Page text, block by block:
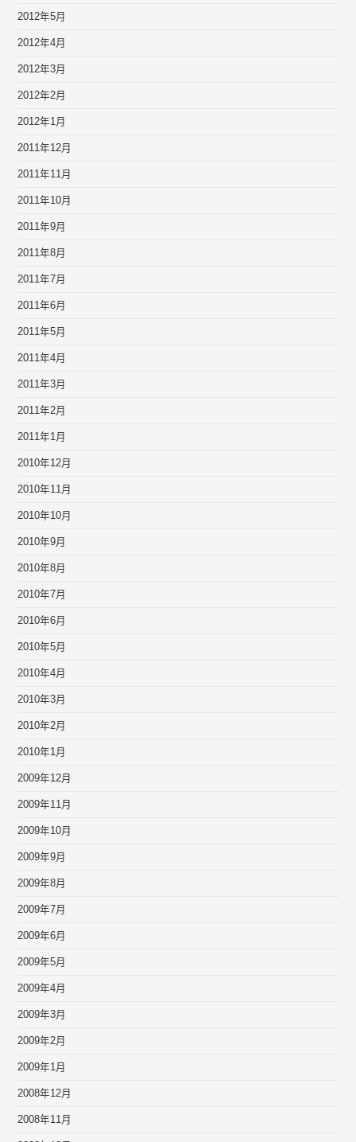
2012年5月
2012年4月
2012年3月
2012年2月
2012年1月
2011年12月
2011年11月
2011年10月
2011年9月
2011年8月
2011年7月
2011年6月
2011年5月
2011年4月
2011年3月
2011年2月
2011年1月
2010年12月
2010年11月
2010年10月
2010年9月
2010年8月
2010年7月
2010年6月
2010年5月
2010年4月
2010年3月
2010年2月
2010年1月
2009年12月
2009年11月
2009年10月
2009年9月
2009年8月
2009年7月
2009年6月
2009年5月
2009年4月
2009年3月
2009年2月
2009年1月
2008年12月
2008年11月